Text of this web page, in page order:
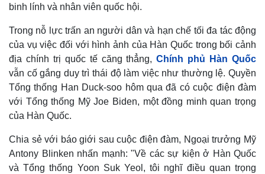
binh lính và nhân viên quốc hội.
Trong nỗ lực trấn an người dân và hạn chế tối đa tác động
của vụ việc đối với hình ảnh của Hàn Quốc trong bối cảnh
địa chính trị quốc tế căng thẳng,Chính phủ Hàn Quốc
vẫn cố gắng duy trì thái độ làm việc như thường lệ. Quyền
Tổng thống Han Duck-soo hôm qua đã có cuộc điện đàm
với Tổng thống Mỹ Joe Biden, một đồng minh quan trọng
của Hàn Quốc.
Chia sẻ với báo giới sau cuộc điện đàm, Ngoại trưởng Mỹ
Antony Blinken nhấn mạnh: "Về các sự kiện ở Hàn Quốc
và Tổng thống Yoon Suk Yeol, tôi nghĩ điều quan trọng